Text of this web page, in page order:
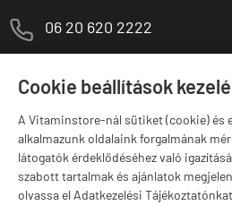
Cookie beállítások
A Vitaminstore-nál sütiket (cookie) és
alkalmazunk oldalaink forgalmának
látogatók érdeklődéséhez való
szabott tartalmak és ajánlatok
olvassa el Adatkezelési
M 06 20 620 2222
Szugló u. 83-85.
Márkák